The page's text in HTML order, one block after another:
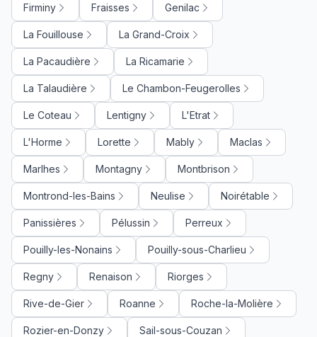
Firminy Fraisses Genilac
La Fouillouse La Grand-Croix
La Pacaudière La Ricamarie
La Talaudière Le Chambon-Feugerolles
Le Coteau Lentigny L'Etrat
L'Horme Lorette Mably Maclas
Marlhes Montagny Montbrison
Montrond-les-Bains Neulise Noirétable
Panissières Pélussin Perreux
Pouilly-les-Nonains Pouilly-sous-Charlieu
Regny Renaison Riorges
Rive-de-Gier Roanne Roche-la-Molière
Rozier-en-Donzy Sail-sous-Couzan